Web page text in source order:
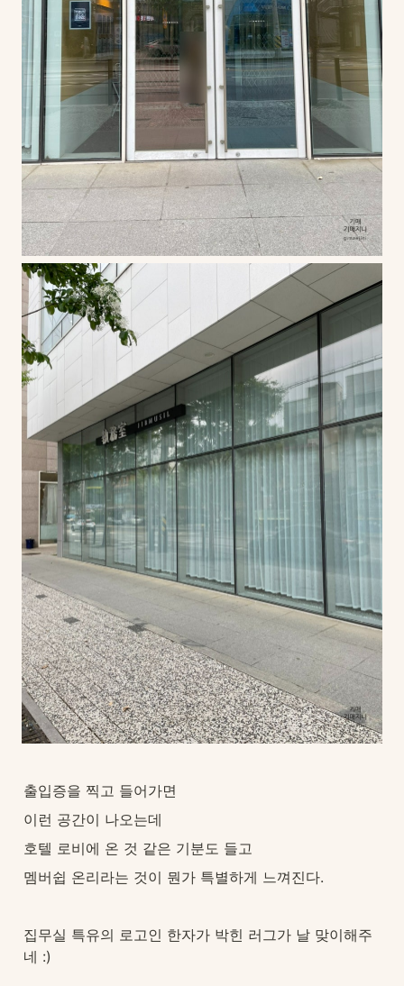
출입증을 찍고 들어가면
이런 공간이 나오는데
호텔 로비에 온 것 같은 기분도 들고
멤버쉽 온리라는 것이 뭔가 특별하게 느껴진다.
집무실 특유의 로고인 한자가 박힌 러그가 날 맞이해주
네 :)